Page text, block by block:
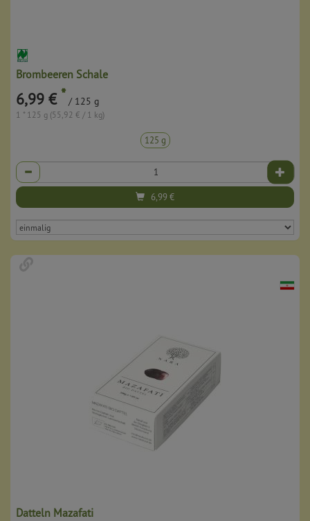
Brombeeren Schale
6,99 € * / 125 g
1 * 125 g (55,92 € / 1 kg)
125 g
Anzahl
6,99€
Datteln Mazafati